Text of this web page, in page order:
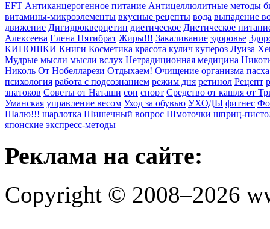
EFT Антиканцерогенное питание Антицеллюлитные методы
витамины-микроэлементы вкусные рецепты вода выпадение
движение Дигидрокверцетин диетическое Диетическое
Алексеева Елена Пятибрат Жиры!!! Закаливание здоровье
КИНОШКИ Книги Косметика красота кулич купероз Луиза
Мудрые мысли мысли вслух Нетрадиционная медицина
Николь От Нобелларези Отдыхаем! Очищение организма пасха
психология работа с подсознанием режим дня ретинол Рецепт
знатоков Советы от Наташи сон спорт Средство от кашля от
Уманская управление весом Уход за обувью УХОДЫ фитнес
Шалю!!! шарлотка Шишечный вопрос Шмоточки шприц-
японские экспресс-методы
Реклама на сайте:
Copyright © 2008–2026